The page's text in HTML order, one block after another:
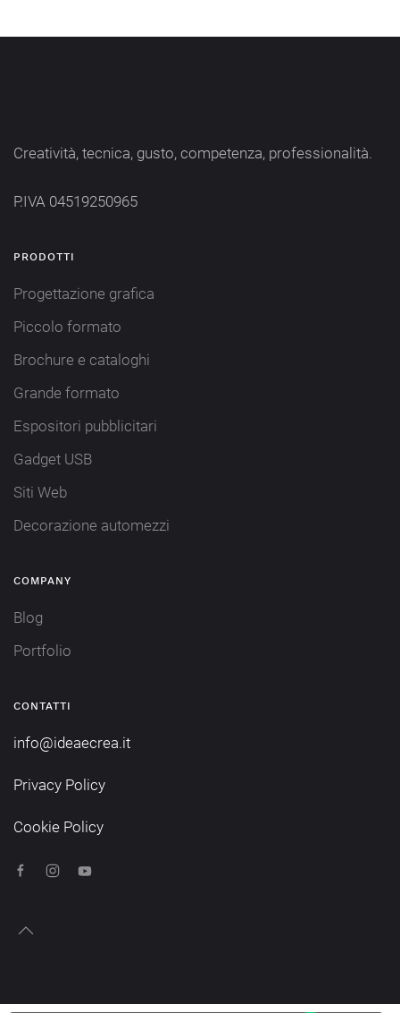
Creatività, tecnica, gusto, competenza, professionalità.
P.IVA 04519250965
PRODOTTI
Progettazione grafica
Piccolo formato
Brochure e cataloghi
Grande formato
Espositori pubblicitari
Gadget USB
Siti Web
Decorazione automezzi
COMPANY
Blog
Portfolio
CONTATTI
info@ideaecrea.it
Privacy Policy
Cookie Policy